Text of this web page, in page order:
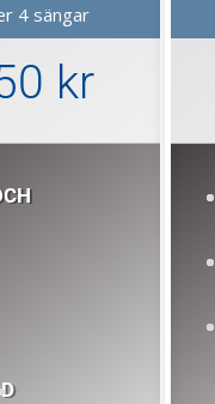
4 sängar
kr